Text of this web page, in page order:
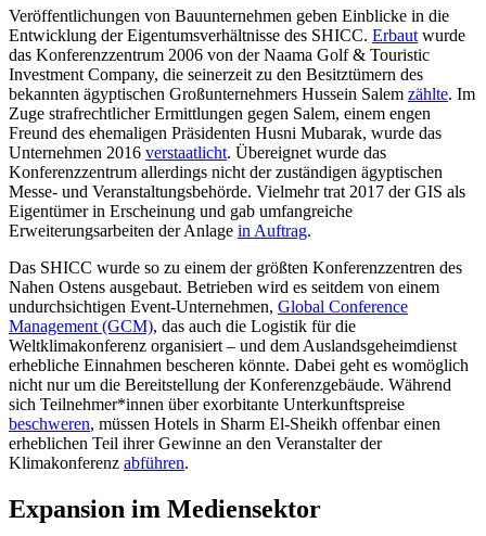
Veröffentlichungen von Bauunternehmen geben Einblicke in die
Entwicklung der Eigentumsverhältnisse des SHICC. Erbaut wurde
das Konferenzzentrum 2006 von der Naama Golf & Touristic
Investment Company, die seinerzeit zu den Besitztümern des
bekannten ägyptischen Großunternehmers Hussein Salem zählte. Im
Zuge strafrechtlicher Ermittlungen gegen Salem, einem engen
Freund des ehemaligen Präsidenten Husni Mubarak, wurde das
Unternehmen 2016 verstaatlicht. Übereignet wurde das
Konferenzzentrum allerdings nicht der zuständigen ägyptischen
Messe- und Veranstaltungsbehörde. Vielmehr trat 2017 der GIS als
Eigentümer in Erscheinung und gab umfangreiche
Erweiterungsarbeiten der Anlage in Auftrag.
Das SHICC wurde so zu einem der größten Konferenzzentren des
Nahen Ostens ausgebaut. Betrieben wird es seitdem von einem
undurchsichtigen Event-Unternehmen, Global Conference
Management (GCM), das auch die Logistik für die
Weltklimakonferenz organisiert – und dem Auslandsgeheimdienst
erhebliche Einnahmen bescheren könnte. Dabei geht es womöglich
nicht nur um die Bereitstellung der Konferenzgebäude. Während
sich Teilnehmer*innen über exorbitante Unterkunftspreise
beschweren, müssen Hotels in Sharm El-Sheikh offenbar einen
erheblichen Teil ihrer Gewinne an den Veranstalter der
Klimakonferenz abführen.
Expansion im Mediensektor